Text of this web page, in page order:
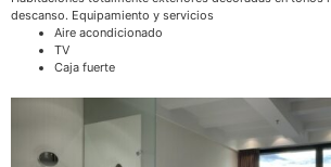
descanso. Equipamiento y servicios
Aire acondicionado
TV
Caja fuerte